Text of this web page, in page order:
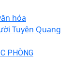
hóa
Tuyên Quang
PHÒNG